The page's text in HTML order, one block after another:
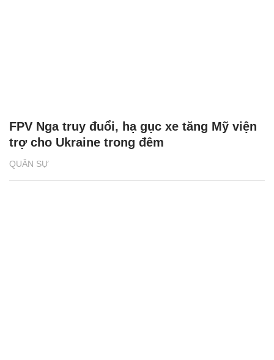
QUÂN SỰ
FPV Nga truy đuổi, hạ gục xe tăng Mỹ viện
trợ cho Ukraine trong đêm